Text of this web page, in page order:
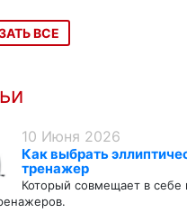
ВСЕ
10 Июня 2026
Как выбрать
тренажер
Который совмещает в себе